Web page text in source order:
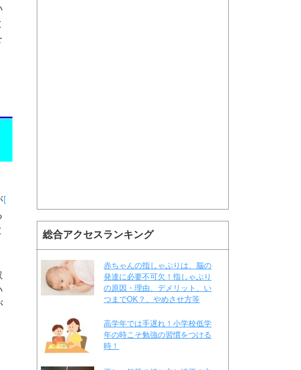
[
総合アクセスランキング
赤ちゃんの指しゃぶりは、脳の
発達に必要不可欠！指しゃぶり
の原因・理由、デメリット、い
つまでOK？、やめさせ方等
高学年では手遅れ！小学校低学
年の時こそ勉強の習慣をつける
時！